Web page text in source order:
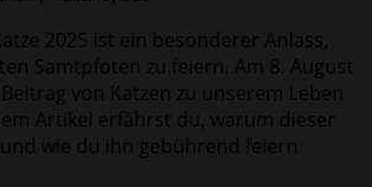
2025 ist ein besonderer Anlass,
Samtpfoten zu feiern. Am 8. August
von Katzen zu unserem Leben
Artikel erfährst du, warum dieser
wie du ihn gebührend feiern